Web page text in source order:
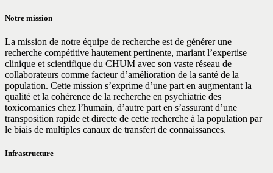
Notre mission
La mission de notre équipe de recherche est de générer une
recherche compétitive hautement pertinente, mariant l’expertise
clinique et scientifique du CHUM avec son vaste réseau de
collaborateurs comme facteur d’amélioration de la santé de la
population. Cette mission s’exprime d’une part en augmentant la
qualité et la cohérence de la recherche en psychiatrie des
toxicomanies chez l’humain, d’autre part en s’assurant d’une
transposition rapide et directe de cette recherche à la population par
le biais de multiples canaux de transfert de connaissances.
Infrastructure